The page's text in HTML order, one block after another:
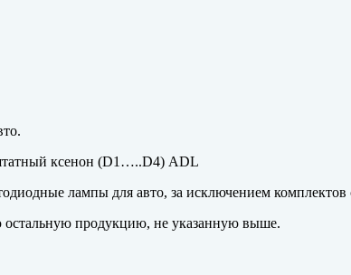
ксенон (D1…..D4) ADL
лампы для авто, за исключением
остальную продукцию, не указанную выше.